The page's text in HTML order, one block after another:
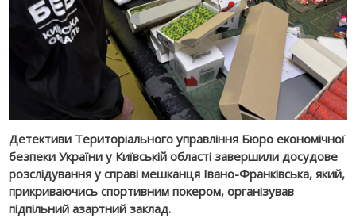
Детективи Територіального управління Бюро економічної
безпеки України у Київській області завершили досудове
розслідування у справі мешканця Івано-Франківська, який,
прикриваючись спортивним покером, організував
підпільний азартний заклад.